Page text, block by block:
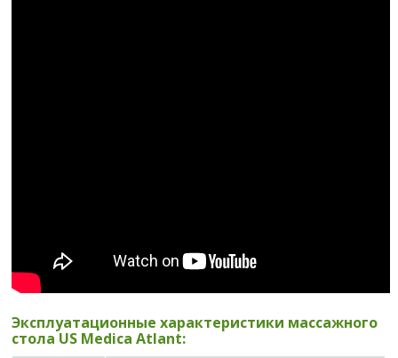
Эксплуатационные характеристики массажного
стола US Medica Atlant: